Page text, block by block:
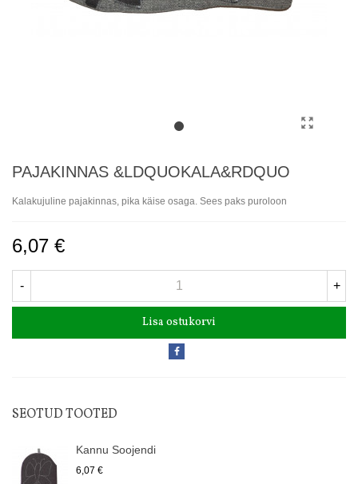
PAJAKINNAS &LDQUOKALA&RDQUO
Kalakujuline pajakinnas, pika käise osaga. Sees paks puroloon
6,07 €
- +
Lisa ostukorvi
SEOTUD TOOTED
Kannu Soojendi
6,07 €